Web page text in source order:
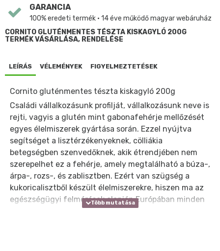
GARANCIA
100% eredeti termék • 14 éve működő magyar webáruház
CORNITO GLUTÉNMENTES TÉSZTA KISKAGYLÓ 200G
TERMÉK VÁSÁRLÁSA, RENDELÉSE
LEÍRÁS VÉLEMÉNYEK FIGYELMEZTETÉSEK
Cornito gluténmentes tészta kiskagyló 200g
Családi vállalkozásunk profilját, vállalkozásunk neve is
rejti, vagyis a glutén mint gabonafehérje mellőzését
egyes élelmiszerek gyártása során. Ezzel nyújtva
segítséget a lisztérzékenyeknek, cölliákia
betegségben szenvedőknek, akik étrendjében nem
szerepelhet ez a fehérje, amely megtalálható a búza-,
árpa-, rozs-, és zablisztben. Ezért van szügség a
kukoricalisztből készült élelmiszerekre, hiszen ma az
egészségügyi felmérések alapján Európában minden
százötvenedik ember lisztérzékeny.